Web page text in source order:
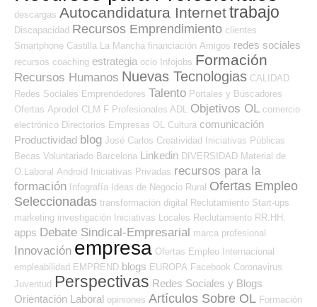
descargas Autocandidatura Internettrabajo
Discapacidad Recursos Emprendimiento clientes
Smartphone Castilla La Mancha financiación Amigos redes sociales
recursos coaching estrategia ocio Infojobs Formación
Recursos Humanos Nuevas Tecnologias CALIDAD
Redes Sociales Emprendedores Talento Portales y Buscadores
Ofertas Aprodel CLM F Profesionales ADL Objetivos OL comercio
electrónico Directorios Empresas OL Cultura comunicación
Productividad blog José Carlos Creatividad
Iniciativas Públicas
Becas Voluntariado Barcelona Linkedin DIVERSIDAD Material de
O.Laboral Android Iniciativas Privadas recursos para la
formación Infografía Ideas de Negocio Rural Ofertas Empleo
Seleccionadas transformación digital Reclutamiento Start-ups
marketing investigación Iniciativas Locales Reclutamiento RR.HH.
apps Debate Sindical-Empresarial marca profesional
Innovación empresa Ofertas Empleo Internacional
empleabilidad EMPREND blogs EUROPA Facebook Coronavirus
Juventud Perspectivas Redes Sociales y Blogs
Orientación Laboral opiniones Artículos Sobre OL Formación